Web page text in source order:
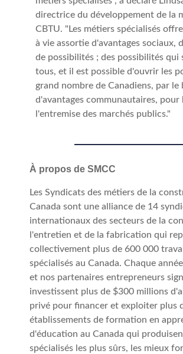
directrice du développement de la
CBTU. "Les métiers spécialisés
à vie assortie d'avantages sociaux,
de possibilités ; des possibilités qui
tous, et il est possible d'ouvrir les
grand nombre de Canadiens, par le
d'avantages communautaires, pour
l'entremise des marchés publics."
À propos de SMCC
Les Syndicats des métiers de la
Canada sont une alliance de 14
internationaux des secteurs de la
l'entretien et de la fabrication qui
collectivement plus de 600 000
spécialisés au Canada. Chaque
et nos partenaires entrepreneurs
investissent plus de $300 millions
privé pour financer et exploiter plus
établissements de formation en
d'éducation au Canada qui
spécialisés les plus sûrs, les mieux